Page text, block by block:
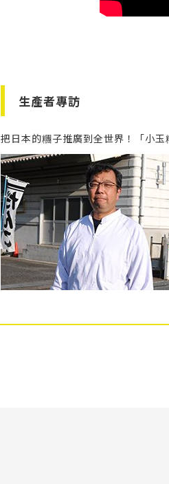
生產者專訪
把日本的糰子推廣到全世界！「小